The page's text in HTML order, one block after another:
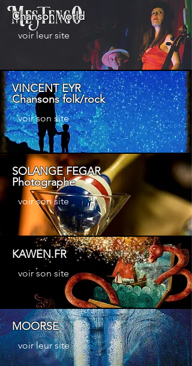
Chanson world
voir leur site
VINCENT EYR
Chansons folk/rock
voir son site
SOLANGE FEGAR
Photographe
voir son site
KAWEN.FR
voir son site
MOORSE
voir leur site